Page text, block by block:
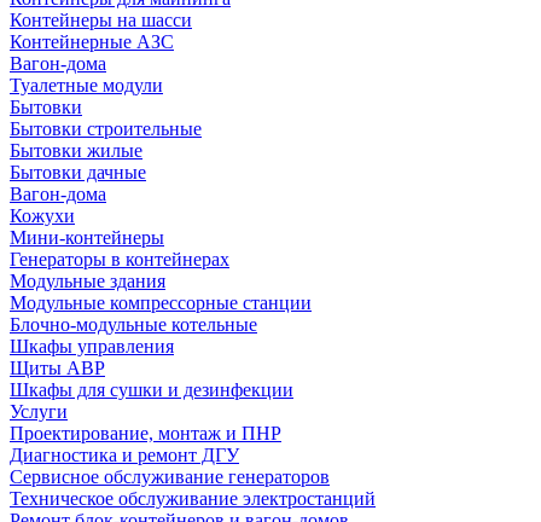
Контейнеры на шасси
Контейнерные АЗС
Вагон-дома
Туалетные модули
Бытовки
Бытовки строительные
Бытовки жилые
Бытовки дачные
Вагон-дома
Кожухи
Мини-контейнеры
Генераторы в контейнерах
Модульные здания
Модульные компрессорные станции
Блочно-модульные котельные
Шкафы управления
Щиты АВР
Шкафы для сушки и дезинфекции
Услуги
Проектирование, монтаж и ПНР
Диагностика и ремонт ДГУ
Сервисное обслуживание генераторов
Техническое обслуживание электростанций